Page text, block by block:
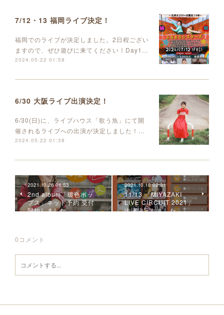
7/12・13 福岡ライブ決定！
福岡でのライブが決定しました。2日程ござい
ますので、ぜひ遊びに来てください！Day1…
2024.05.22 01:58
6/30 大阪ライブ出演決定！
6/30(日)に、ライブハウス「歌う魚」にて開
催されるライブへの出演が決定しました！…
2024.05.22 01:38
2021.10.26 08:53
2nd album「暖色ポッ
プス」ネット予約 受付
開始しました
2021.10.18 02:31
11/13 「MIYAZAKI
LIVE CIRCUIT 2021」
出演決定しました
0 コメント